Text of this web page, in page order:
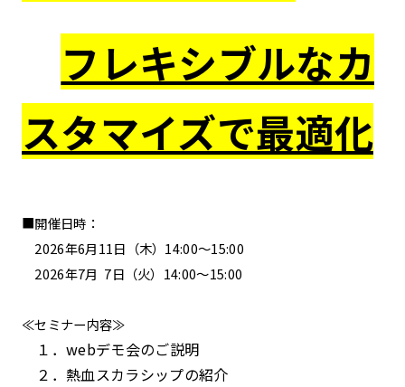
フレキシブルなカ
スタマイズで最適化
■開催日時：
2026年6月11日（木）14:00～15:00
2026年7月 7日（火）14:00～15:00
≪セミナー内容≫
１．webデモ会のご説明
２．熱血スカラシップの紹介